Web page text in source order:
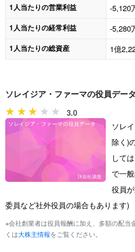
1人当たりの営業利益 -5,120
1人当たりの経常利益 -5,280
1人当たりの総資産 1億
ソレイジア・ファーマの役員デー
3.0
ソレ
除く)
して
で一
役員
委員など社外役員の場合もあります)
※会社創業者は役員報酬に加え、多額の配当
くは大株主情報をご覧ください。